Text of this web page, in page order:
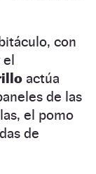
con
el
actúa
de las
el pomo
de